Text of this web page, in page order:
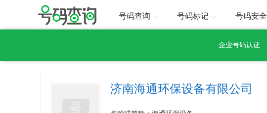
号码查询 号码标记 号码安全
企业号码认证
济南海通环保设备有限公司